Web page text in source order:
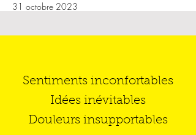
31 octobre 2023
Sentiments inconfortables
Idées inévitables
Douleurs insupportables